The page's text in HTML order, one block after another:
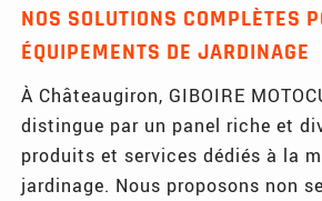
NOS SOLUTIONS COMPLÈTES
ÉQUIPEMENTS DE JARDINAGE
À Châteaugiron, GIBOIRE
distingue par un panel riche et
produits et services dédiés à la
jardinage. Nous proposons non